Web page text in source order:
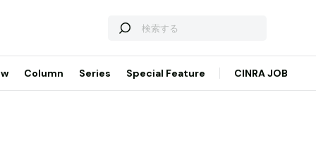
Column Series Special Feature CINRA JOB